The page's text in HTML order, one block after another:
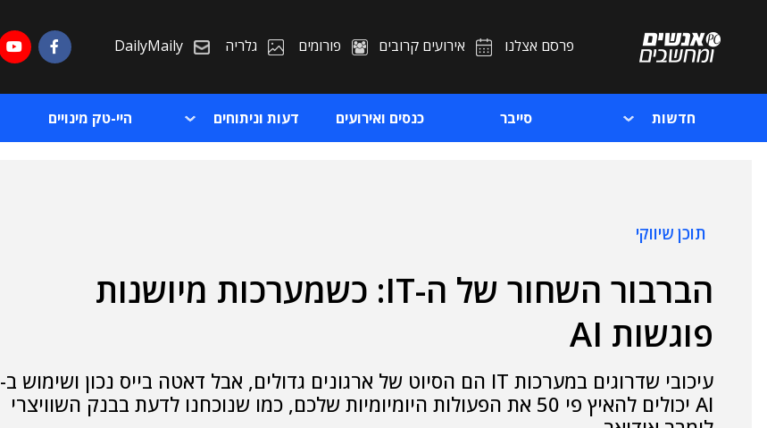
פרסם אצלנו אירועים קרובים פורומים גלריה DailyMaily
חדשות סייבר כנסים ואירועים דעות וניתוחים היי-טק מינויים
תוכן שיווקי
הברבור השחור של ה-IT: כשמערכות מיושנות
פוגשות AI
עיכובי שדרוגים במערכות IT הם הסיוט של ארגונים גדולים, אבל דאטה בייס נכון ושימוש ב-
AI יכולים להאיץ פי 50 את הפעולות היומיומיות שלכם, כמו שנוכחנו לדעת בבנק השוויצרי